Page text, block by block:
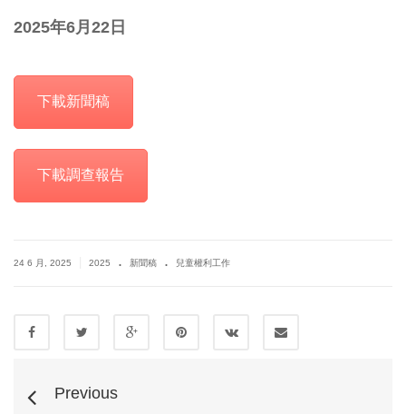
2025年6月 22 日
下載新聞稿
下載調查報告
24 6 月, 2025 2025 . 新聞稿 . 兒童權利工作
Previous